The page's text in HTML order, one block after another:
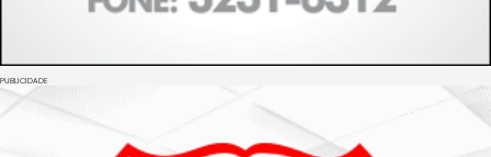
PUBLICIDADE